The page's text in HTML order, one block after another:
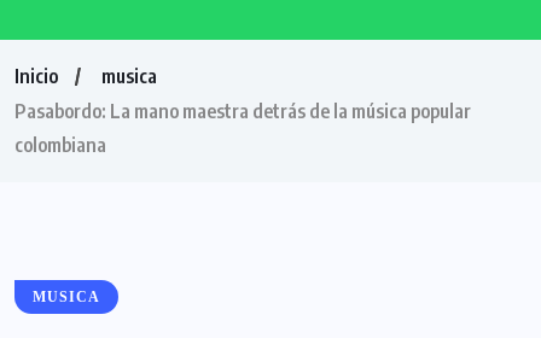
Inicio
musica
Pasabordo: La mano maestra detrás de la música popular
colombiana
MUSICA